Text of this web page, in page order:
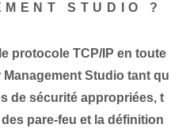
STUDIO ?
protocole TCP/IP en toute
Studio tant qu
de sécurité appropriées, t
pare-feu et la définition